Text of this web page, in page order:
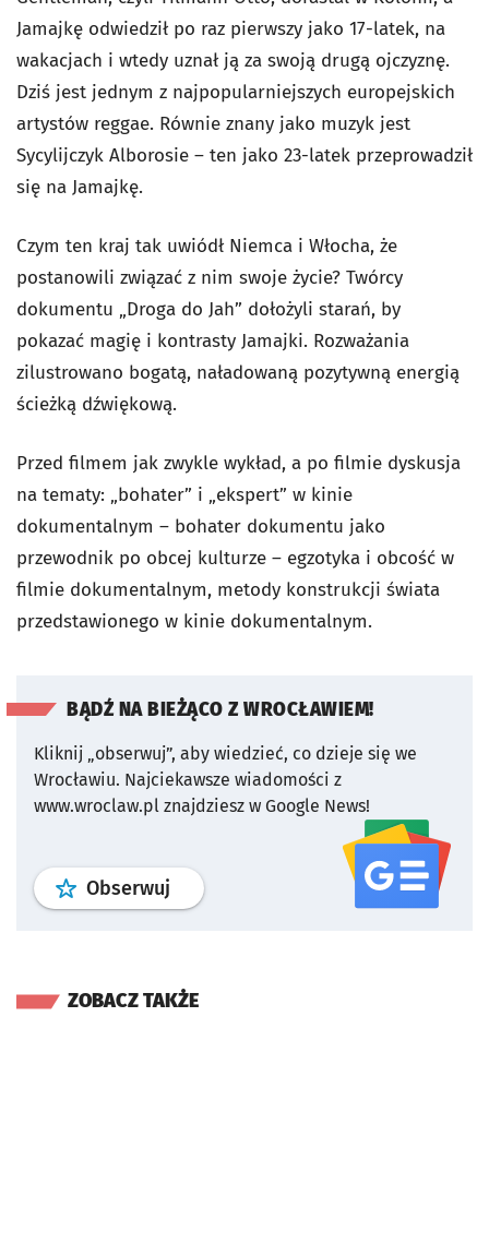
Jamajkę odwiedził po raz pierwszy jako 17-latek, na
wakacjach i wtedy uznał ją za swoją drugą ojczyznę.
Dziś jest jednym z najpopularniejszych europejskich
artystów reggae. Równie znany jako muzyk jest
Sycylijczyk Alborosie – ten jako 23-latek przeprowadził
się na Jamajkę.
Czym ten kraj tak uwiódł Niemca i Włocha, że
postanowili związać z nim swoje życie? Twórcy
dokumentu „Droga do Jah” dołożyli starań, by
pokazać magię i kontrasty Jamajki. Rozważania
zilustrowano bogatą, naładowaną pozytywną energią
ścieżką dźwiękową.
Przed filmem jak zwykle wykład, a po filmie dyskusja
na tematy: „bohater” i „ekspert” w kinie
dokumentalnym – bohater dokumentu jako
przewodnik po obcej kulturze – egzotyka i obcość w
filmie dokumentalnym, metody konstrukcji świata
przedstawionego w kinie dokumentalnym.
BĄDŹ NA BIEŻĄCO Z WROCŁAWIEM!
Kliknij „obserwuj”, aby wiedzieć, co dzieje się we
Wrocławiu. Najciekawsze wiadomości z
www.wroclaw.pl znajdziesz w Google News!
Obserwuj profil serwisu
ZOBACZ TAKŻE